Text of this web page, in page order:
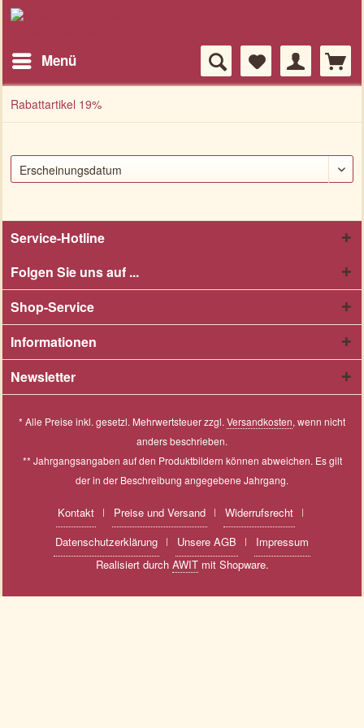
Menü
Rabattartikel 19%
Service-Hotline
Folgen Sie uns auf ...
Shop-Service
Informationen
Newsletter
* Alle Preise inkl. gesetzl. Mehrwertsteuer zzgl. Versandkosten, wenn nicht
anders beschrieben.
** Jahrgangsangaben auf den Produktbildern können abweichen. Es gilt
der in der Beschreibung angegebene Jahrgang.
Kontakt Preise und Versand
Widerrufsrecht
Datenschutzerklärung
Unsere AGB
Impressum
Realisiert durch AWITmit Shopware.